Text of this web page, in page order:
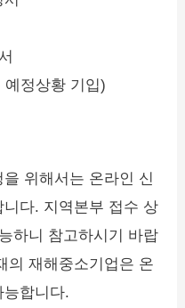
예정상황 기입)
위해서는 온라인 신
다. 지역본부 접수 상
하니 참고하시기 바랍
의 재해중소기업은 온
합니다.